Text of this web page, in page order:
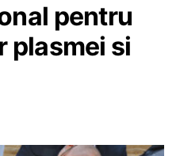
pentru
plasmei si